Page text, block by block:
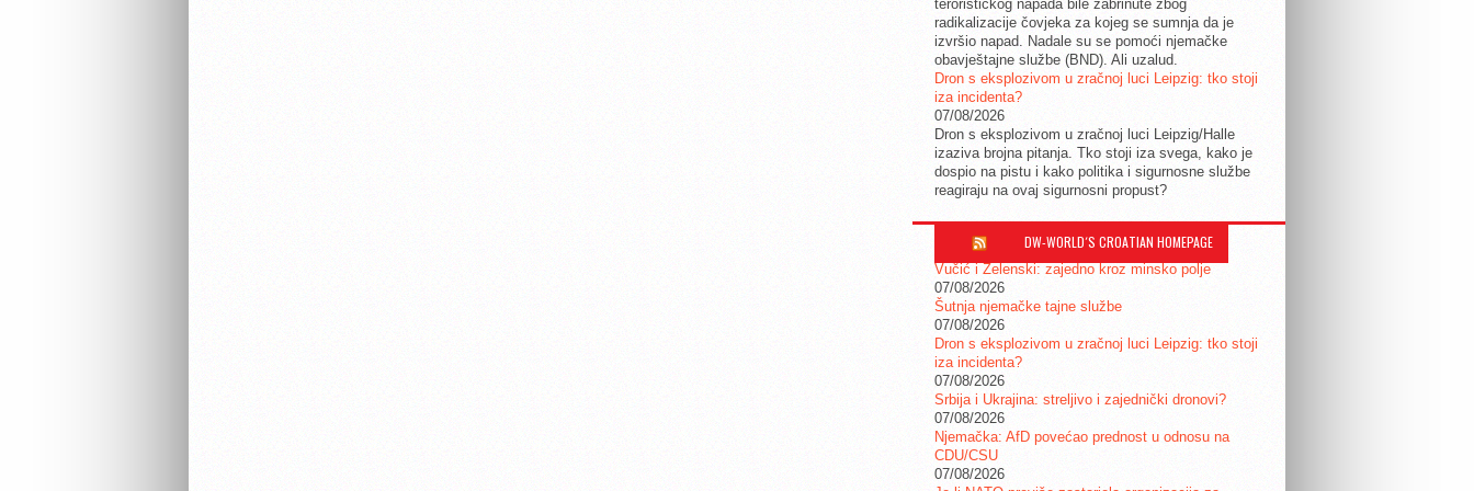
terorističkog napada bile zabrinute zbog
radikalizacije čovjeka za kojeg se sumnja da je
izvršio napad. Nadale su se pomoći njemačke
obavještajne službe (BND). Ali uzalud.
Dron s eksplozivom u zračnoj luci Leipzig: tko stoji
iza incidenta?
07/08/2026
Dron s eksplozivom u zračnoj luci Leipzig/Halle
izaziva brojna pitanja. Tko stoji iza svega, kako je
dospio na pistu i kako politika i sigurnosne službe
reagiraju na ovaj sigurnosni propust?
DW-WORLD´S CROATIAN HOMEPAGE
Vučić i Zelenski: zajedno kroz minsko polje
07/08/2026
Šutnja njemačke tajne službe
07/08/2026
Dron s eksplozivom u zračnoj luci Leipzig: tko stoji
iza incidenta?
07/08/2026
Srbija i Ukrajina: streljivo i zajednički dronovi?
07/08/2026
Njemačka: AfD povećao prednost u odnosu na
CDU/CSU
07/08/2026